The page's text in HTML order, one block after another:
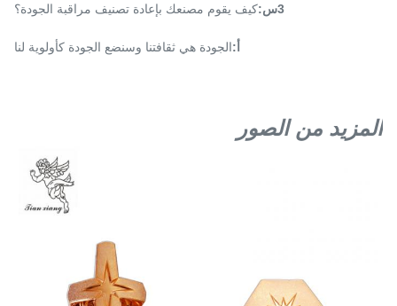
3س: كيف يقوم مصنعك بإعادة تصنيف مراقبة الجودة؟
أ:الجودة هي ثقافتنا وسنضع الجودة كأولوية لنا
المزيد من الصور